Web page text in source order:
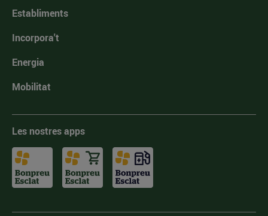
Establiments
Incorpora't
Energia
Mobilitat
Les nostres apps